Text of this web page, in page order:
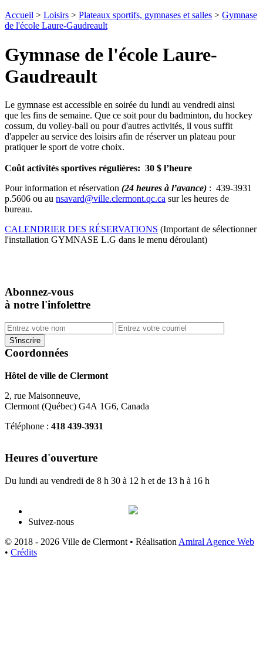
Accueil > Loisirs > Plateaux sportifs, gymnases et salles > Gymnase
de l'école Laure-Gaudreault
Gymnase de l'école Laure-
Gaudreault
Le gymnase est accessible en soirée du lundi au vendredi ainsi
que les fins de semaine. Que ce soit pour du badminton, du hockey
cossum, du volley-ball ou pour d'autres activités, il vous suffit
d'appeler au service des loisirs afin de réserver un plateau pour
pratiquer le sport de votre choix.
Coût activités sportives régulières: 30 $ l’heure
Pour information et réservation (24 heures à l’avance) : 439-3931
p.5606 ou au nsavard@ville.clermont.qc.ca sur les heures de
bureau.
CALENDRIER DES RÉSERVATIONS (Important de sélectionner
l'installation GYMNASE L.G dans le menu déroulant)
Abonnez-vous
à notre l'infolettre
Coordonnées
Hôtel de ville de Clermont
2, rue Maisonneuve,
Clermont (Québec) G4A 1G6, Canada
Téléphone : 418 439-3931
Heures d'ouverture
Du lundi au vendredi de 8 h 30 à 12 h et de 13 h à 16 h
Suivez-nous
© 2018 - 2026 Ville de Clermont • Réalisation Amiral Agence Web
• Crédits